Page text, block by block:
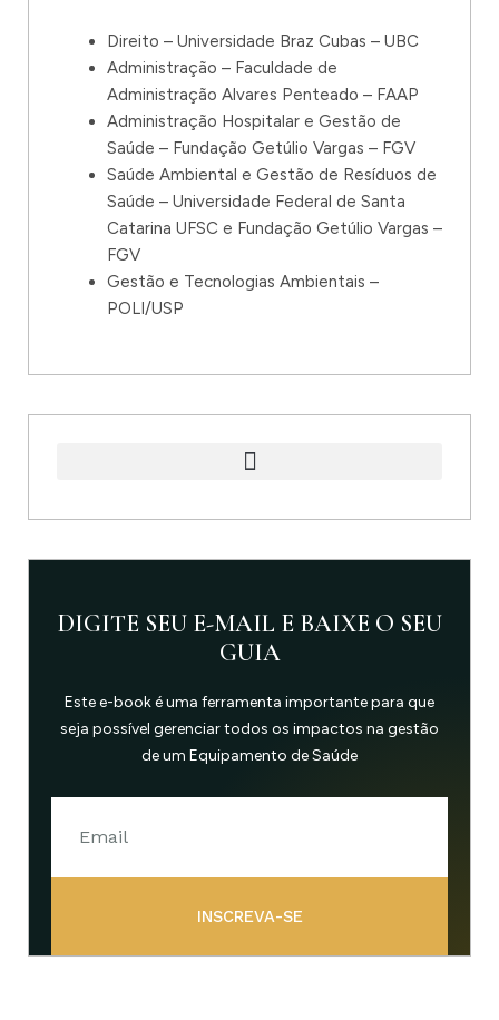
Direito – Universidade Braz Cubas – UBC
Administração – Faculdade de
Administração Alvares Penteado – FAAP
Administração Hospitalar e Gestão de
Saúde – Fundação Getúlio Vargas – FGV
Saúde Ambiental e Gestão de Resíduos de
Saúde – Universidade Federal de Santa
Catarina UFSC e Fundação Getúlio Vargas –
FGV
Gestão e Tecnologias Ambientais –
POLI/USP
DIGITE SEU E-MAIL E BAIXE O SEU
GUIA
Este e-book é uma ferramenta importante para que
seja possível gerenciar todos os impactos na gestão
de um Equipamento de Saúde
INSCREVA-SE